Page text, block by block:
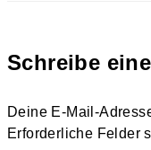
Schreibe
Deine E-Mail-
Erforderliche Felder